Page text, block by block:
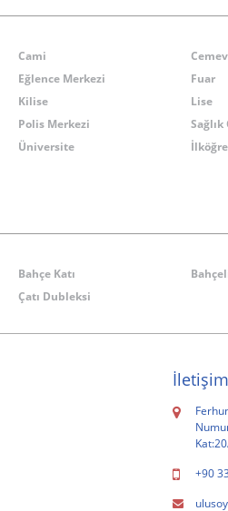
Cami
Eğlence Merkezi
Fuar
Kilise
Lise
Polis Merkezi
Sağlık
Üniversite
Bahçe Katı
Çatı Dubleksi
+90